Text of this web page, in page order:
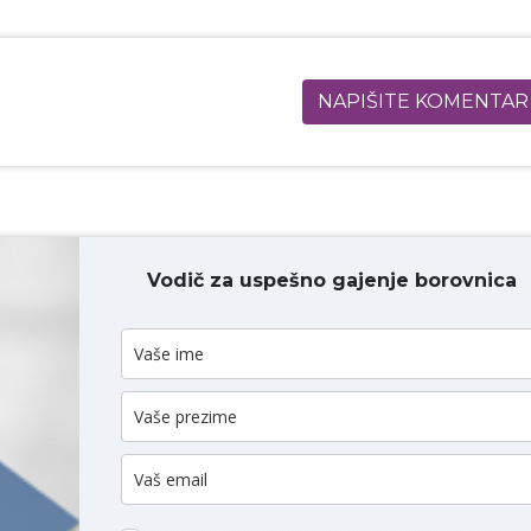
NAPIŠITE KOMENTAR
KOMENTAR
Vodič za uspešno gajenje borovnica